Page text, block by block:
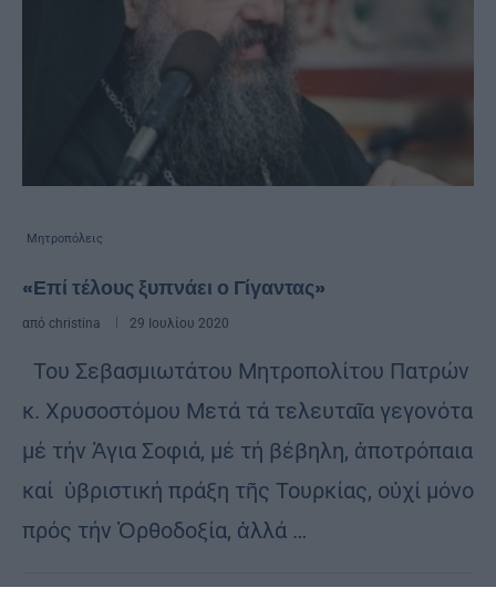
Μητροπόλεις
«Επί τέλους ξυπνάει ο Γίγαντας»
από christina 29 Ιουλίου 2020
Του Σεβασμιωτάτου Μητροπολίτου Πατρών
κ. Χρυσοστόμου Μετά τά τελευταῖα γεγονότα
μέ τήν Ἁγια Σοφιά, μέ τή βέβηλη, ἀποτρόπαια
καί ὑβριστική πράξη τῆς Τουρκίας, οὐχί μόνο
πρός τήν Ὀρθοδοξία, ἀλλά …